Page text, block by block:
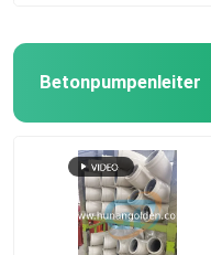
Betonpumpenleiter